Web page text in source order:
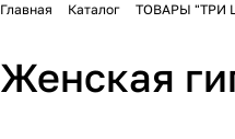
Главная Каталог ТОВАРЫ "ТРИ
Женская